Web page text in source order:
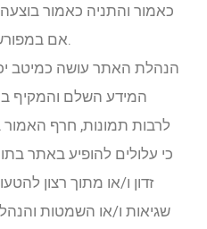
כאמור והתניה כאמור
הנהלת האתר עושה כמיטב
המידע השלם והמקיף
לרבות תמונות, חרף האמור
כי עלולים להופיע באתר
זדון ו/או מתוך רצון
שגיאות ו/או השמטות